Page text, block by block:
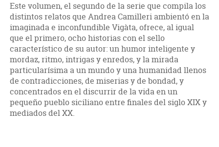
Este volumen, el segundo de la serie que compila los
distintos relatos que Andrea Camilleri ambientó en la
imaginada e inconfundible Vigàta, ofrece, al igual
que el primero, ocho historias con el sello
característico de su autor: un humor inteligente y
mordaz, ritmo, intrigas y enredos, y la mirada
particularísima a un mundo y una humanidad llenos
de contradicciones, de miserias y de bondad, y
concentrados en el discurrir de la vida en un
pequeño pueblo siciliano entre finales del siglo XIX y
mediados del XX.